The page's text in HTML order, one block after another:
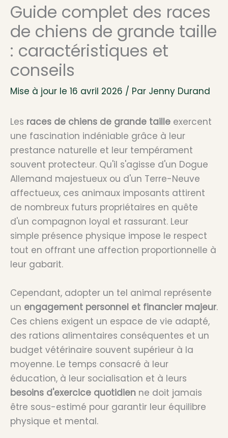
Guide complet des races
de chiens de grande taille
: caractéristiques et
conseils
Mise à jour le 16 avril 2026 / Par Jenny Durand
Les races de chiens de grande taille exercent
une fascination indéniable grâce à leur
prestance naturelle et leur tempérament
souvent protecteur. Qu'il s'agisse d'un Dogue
Allemand majestueux ou d'un Terre-Neuve
affectueux, ces animaux imposants attirent
de nombreux futurs propriétaires en quête
d'un compagnon loyal et rassurant. Leur
simple présence physique impose le respect
tout en offrant une affection proportionnelle à
leur gabarit.
Cependant, adopter un tel animal représente
un engagement personnel et financier majeur.
Ces chiens exigent un espace de vie adapté,
des rations alimentaires conséquentes et un
budget vétérinaire souvent supérieur à la
moyenne. Le temps consacré à leur
éducation, à leur socialisation et à leurs
besoins d'exercice quotidien ne doit jamais
être sous-estimé pour garantir leur équilibre
physique et mental.